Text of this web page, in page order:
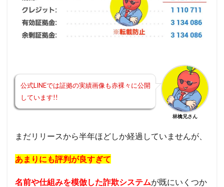
公式LINEでは証拠の実績画像も赤裸々に公開
しています!!
林檎兄さん
まだリリースから半年ほどしか経過していませんが、
あまりにも評判が良すぎて
名前や仕組みを模倣した詐欺システムが既にいくつか